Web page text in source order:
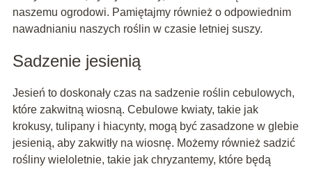
naszemu ogrodowi. Pamiętajmy również o odpowiednim
nawadnianiu naszych roślin w czasie letniej suszy.
Sadzenie jesienią
Jesień to doskonały czas na sadzenie roślin cebulowych,
które zakwitną wiosną. Cebulowe kwiaty, takie jak
krokusy, tulipany i hiacynty, mogą być zasadzone w glebie
jesienią, aby zakwitły na wiosnę. Możemy również sadzić
rośliny wieloletnie, takie jak chryzantemy, które będą